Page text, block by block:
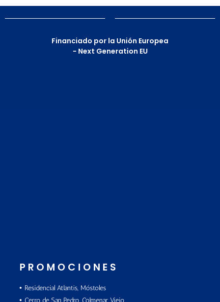
Financiado por la Unión Europea
- Next Generation EU
PROMOCIONES
Residencial Atlantis, Móstoles